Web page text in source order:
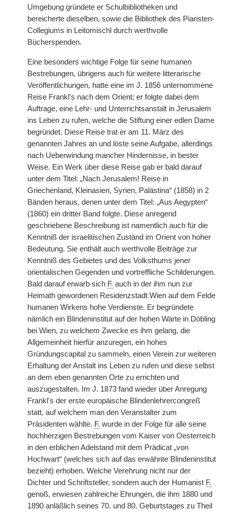
Umgebung gründete er Schulbibliotheken und
bereicherte dieselben, sowie die Bibliothek des Piaristen-
Collegiums in Leitomischl durch werthvolle
Bücherspenden.
Eine besonders wichtige Folge für seine humanen
Bestrebungen, übrigens auch für weitere litterarische
Veröffentlichungen, hatte eine im J. 1856 unternommene
Reise Frankl's nach dem Orient; er folgte dabei dem
Auftrage, eine Lehr- und Unterrichtsanstalt in Jerusalem
ins Leben zu rufen, welche die Stiftung einer edlen Dame
begründet. Diese Reise trat er am 11. März des
genannten Jahres an und löste seine Aufgabe, allerdings
nach Ueberwindung mancher Hindernisse, in bester
Weise. Ein Werk über diese Reise gab er bald darauf
unter dem Titel: „Nach Jerusalem! Reise in
Griechenland, Kleinasien, Syrien, Palästina“ (1858) in 2
Bänden heraus, denen unter dem Titel: „Aus Aegypten“
(1860) ein dritter Band folgte. Diese anregend
geschriebene Beschreibung ist namentlich auch für die
Kenntniß der israelitischen Zuständ im Orient von hoher
Bedeutung. Sie enthält auch werthvolle Beiträge zur
Kenntniß des Gebietes und des Volksthums jener
orientalischen Gegenden und vortreffliche Schilderungen.
Bald darauf erwarb sich F. auch in der ihm nun zur
Heimath gewordenen Residenzstadt Wien auf dem Felde
humanen Wirkens hohe Verdienste. Er begründete
nämlich ein Blindeninstitut auf der hohen Warte in Döbling
bei Wien, zu welchem Zwecke es ihm gelang, die
Allgemeinheit hierfür anzuregen, ein hohes
Gründungscapital zu sammeln, einen Verein zur weiteren
Erhaltung der Anstalt ins Leben zu rufen und diese selbst
an dem eben genannten Orte zu errichten und
auszugestalten. Im J. 1873 fand wieder über Anregung
Frankl's der erste europäische Blindenlehrercongreß
statt, auf welchem man den Veranstalter zum
Präsidenten wählte. F. wurde in der Folge für alle seine
hochherzigen Bestrebungen vom Kaiser von Oesterreich
in den erblichen Adelstand mit dem Prädicat „von
Hochwart“ (welches sich auf das erwähnte Blindeninstitut
bezieht) erhoben. Welche Verehrung nicht nur der
Dichter und Schriftsteller, sondern auch der Humanist F.
genoß, erwiesen zahlreiche Ehrungen, die ihm 1880 und
1890 anläßlich seines 70. und 80. Geburtstages zu Theil